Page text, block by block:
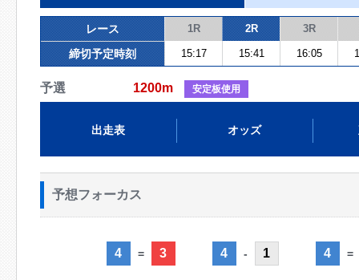
レース 1R 2R 3R
締切予定時刻 15:17 15:41 16:05
予選 1200m 安定板使用
出走表 オッズ
予想フォーカス
4 = 3 4 - 1 4 =